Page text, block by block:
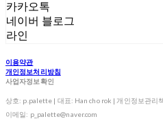
카카오톡
네이버 블로그
라인
이용약관
개인정보처리방침
사업자정보확인
상호: p.palette | 대표: Han cho rok | 개인정보관
이메일: p_palette@naver.com